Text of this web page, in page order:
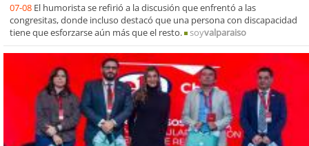
07-08 El humorista se refirió a la discusión que enfrentó a las
congresitas, donde incluso destacó que una persona con discapacidad
tiene que esforzarse aún más que el resto.
soyvalparaiso